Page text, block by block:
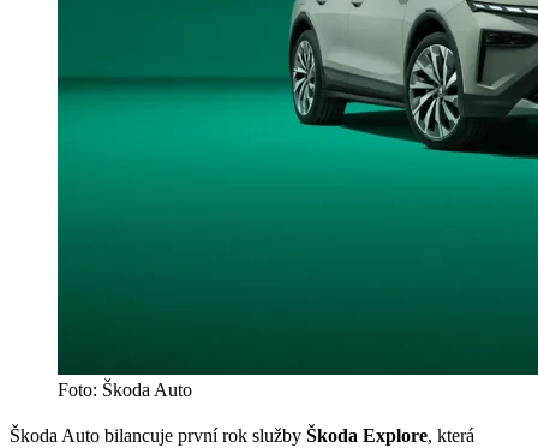
Foto: Škoda Auto
Škoda Auto bilancuje první rok služby Škoda Explore, která